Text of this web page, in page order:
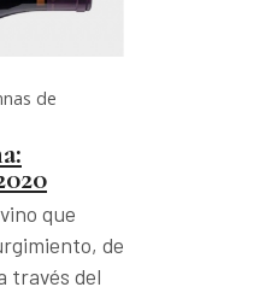
de
que
de
través del